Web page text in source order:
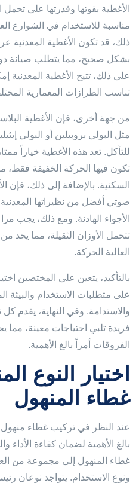
الأغطية بقوتها وقدرتها على تحمل
مناسبة للاستخدام في الشوارع
ذلك، قد تكون الأغطية المعدنية
بشكل صحيح، مما يتطلب صيانة
على ذلك، تتيح الأغطية المعدنية
تناسب الطرازات المعمارية
من جهة أخرى، فإن الأغطية
مثل البولي بروبيلين أو البولي
للتآكل. تعد هذه الأغطية خياراً
تكون فيها الحركة الخفيفة فقط،
السكنية. بالإضافة إلى ذلك، فإن
صوتي أفضل من نظيراتها
الأجواء الهادئة. ومع ذلك، يجب
تتحمل الأوزان الثقيلة، مما يحد
العالية الحركة.
بالتأكيد، يتعين على المختصين
على متطلبات الاستخدام والبيئة
والاستدامة. وفي النهاية، يقدم
فريدة تلبي احتياجات معينة، مما
الفروقات أمراً بالغ الأهمية.
اختيار النوع
غطاء المنهول
عند النظر في تركيب غطاء منهول،
بالغ الأهمية لضمان كفاءة الأداء
غطاء المنهول إلى مجموعة من
ونوع الاستخدام. يتواجد نوعان